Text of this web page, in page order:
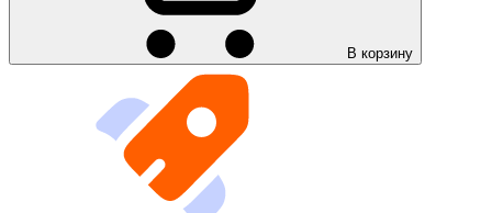
В корзину